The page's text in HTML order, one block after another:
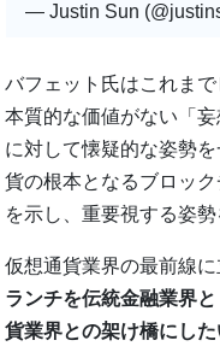
— Justin Sun
バフェット氏はこれま
本質的な価値がない「
に対して懐疑的な姿勢
貨の根本となるブロッ
を示し、重要視する姿勢
仮想通貨業界の最前線
ランチを伝統金融業界
貨業界との架け橋にした